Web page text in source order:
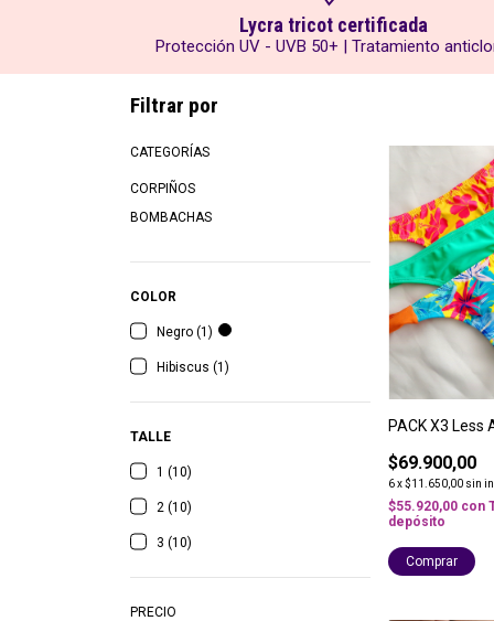
Bikinis
Lycra tricot certificada
Protección UV - UVB 50+ | Tratamiento
Filtrar por
CATEGORÍAS
CORPIÑOS
BOMBACHAS
COLOR
Negro (1)
Hibiscus (1)
TALLE
1 (10)
2 (10)
3 (10)
PRECIO
PACK X3 Less
$69.900,00
6 x$11.650,00 sin
$55.920,00 con
depósito
Comprar